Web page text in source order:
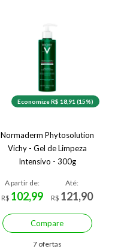
Economize R$ 18,91 (15%)
Normaderm Phytosolution
Vichy - Gel de Limpeza
Intensivo - 300g
A partir de:
R$ 102,99
Até:
R$ 121,90
Compare
7 ofertas